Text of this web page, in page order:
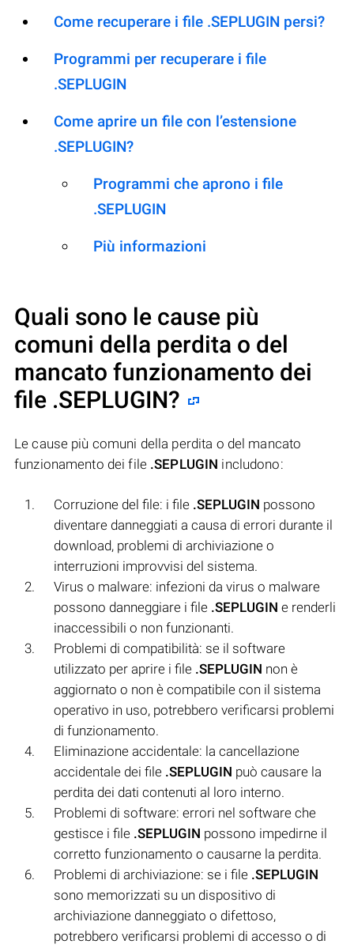
Come recuperare i file .SEPLUGIN persi?
Programmi per recuperare i file
.SEPLUGIN
Come aprire un file con l’estensione
.SEPLUGIN?
Programmi che aprono i file
.SEPLUGIN
Più informazioni
Quali sono le cause più
comuni della perdita o del
mancato funzionamento dei
file .SEPLUGIN?
Le cause più comuni della perdita o del mancato
funzionamento dei file .SEPLUGIN includono:
Corruzione del file: i file .SEPLUGIN possono
diventare danneggiati a causa di errori durante il
download, problemi di archiviazione o
interruzioni improvvisi del sistema.
Virus o malware: infezioni da virus o malware
possono danneggiare i file .SEPLUGIN e renderli
inaccessibili o non funzionanti.
Problemi di compatibilità: se il software
utilizzato per aprire i file .SEPLUGIN non è
aggiornato o non è compatibile con il sistema
operativo in uso, potrebbero verificarsi problemi
di funzionamento.
Eliminazione accidentale: la cancellazione
accidentale dei file .SEPLUGIN può causare la
perdita dei dati contenuti al loro interno.
Problemi di software: errori nel software che
gestisce i file .SEPLUGIN possono impedirne il
corretto funzionamento o causarne la perdita.
Problemi di archiviazione: se i file .SEPLUGIN
sono memorizzati su un dispositivo di
archiviazione danneggiato o difettoso,
potrebbero verificarsi problemi di accesso o di